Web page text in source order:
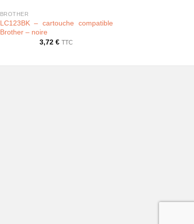
BROTHER
LC123BK – cartouche compatible
Brother – noire
3,72€ TTC